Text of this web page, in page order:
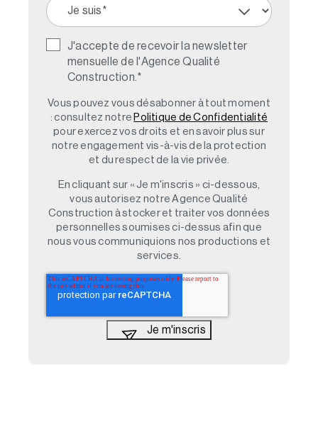
J'accepte de recevoir la newsletter
mensuelle de l'Agence Qualité
Construction. *
Vous pouvez vous désabonner à tout moment
: consultez notre Politique de Confidentialité
pour exercez vos droits et en savoir plus sur
notre engagement vis-à-vis de la protection
et du respect de la vie privée.
En cliquant sur « Je m'inscris » ci-dessous,
vous autorisez notre Agence Qualité
Construction à stocker et traiter vos données
personnelles soumises ci-dessus afin que
nous vous communiquions nos productions et
services.